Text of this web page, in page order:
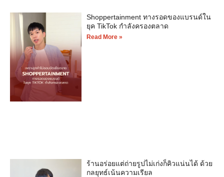
Shoppertainment ทางรอดของแบรนด์ใน
ยุค TikTok กำลังครองตลาด
Read More »
ร้านอร่อยแต่ถ่ายรูปไม่เก่งก็คิวแน่นได้ ด้วย
กลยุทธ์เน้นความเรียล